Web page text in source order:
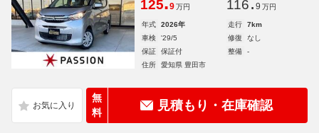
125 9 万円 116 9 万円
年式 2026年 走行
7km
車検
'29/5 修復
なし
保証
保証付 整備
-
住所
愛知県 豊田市
無
料
見積もり・在庫確認